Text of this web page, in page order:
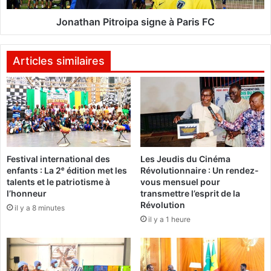
r
i
n
j
e
t
t
e
u
n
c
o
u
p
d
œ
P
t
r
i
p
a
s
i
g
n
e
à
P
a
r
s
F
C
Jonathan Pitroipa signe à Paris FC
Articles similaires
Festival international des
enfants : La 2ᵉ édition met les
talents et le patriotisme à
l’honneur
il y a 8 minutes
Les Jeudis du Cinéma
Révolutionnaire : Un rendez-
vous mensuel pour
transmettre l’esprit de la
Révolution
il y a 1 heure